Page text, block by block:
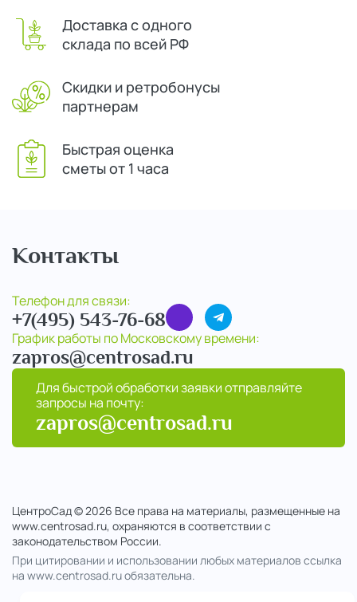
Доставка с одного
склада по всей РФ
Скидки и ретробонусы
партнерам
Быстрая оценка
сметы от 1 часа
Контакты
Телефон для связи:
+7(495) 543-76-68
График работы по Московскому времени:
zapros@centrosad.ru
Для быстрой обработки заявки отправляйте
запросы на почту:
zapros@centrosad.ru
ЦентроСад © 2026 Все права на материалы, размещенные на
www.centrosad.ru, охраняются в соответствии с
законодательством России.
При цитировании и использовании любых материалов ссылка
на www.centrosad.ru обязательна.